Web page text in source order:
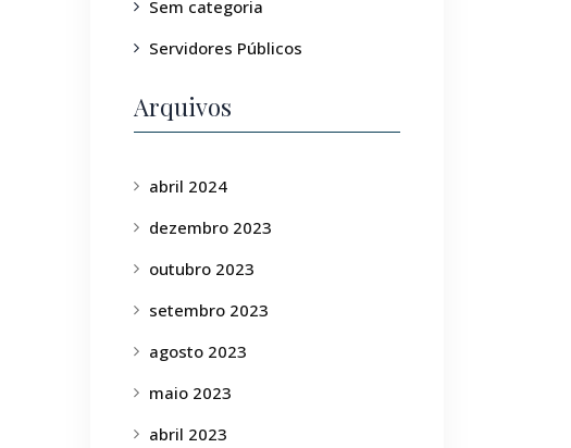
Sem categoria
Servidores Públicos
Arquivos
abril 2024
dezembro 2023
outubro 2023
setembro 2023
agosto 2023
maio 2023
abril 2023